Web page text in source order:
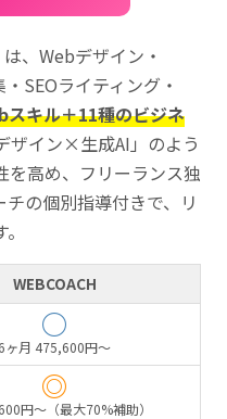
は、Webデザイン・
SEOライティング・
スキル＋11種のビジネ
ザイン×生成AI」のよう
を高め、フリーランス独
の個別指導付きで、リ
WEBCOACH
○
6ヶ月 475,600円〜
◎
円〜（最大70%補助）